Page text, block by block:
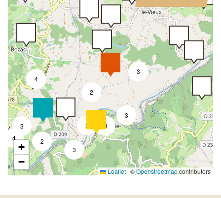
2
3
4
4
3
3
2
3
9
3
+
−
Leaflet | ©Openstreetmapcontributors